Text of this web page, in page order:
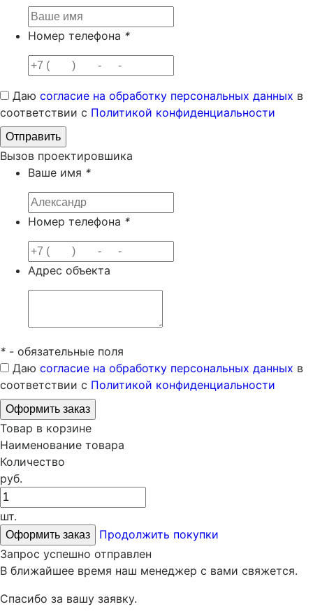
Номер телефона *
Даю согласие на обработку персональных данных в
соответствии с Политикой конфиденциальности
Вызов проектировшика
Ваше имя *
Номер телефона *
Адрес объекта
* - обязательные поля
Даю согласие на обработку персональных данных в
соответствии с Политикой конфиденциальности
Товар в корзине
Наименование товара
Количество
руб.
шт.
Продолжить покупки
Запрос успешно отправлен
В ближайшее время наш менеджер с вами свяжется.
Спасибо за вашу заявку.